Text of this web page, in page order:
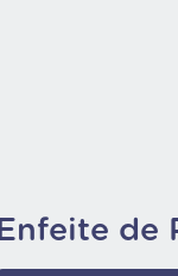
Enfeite de